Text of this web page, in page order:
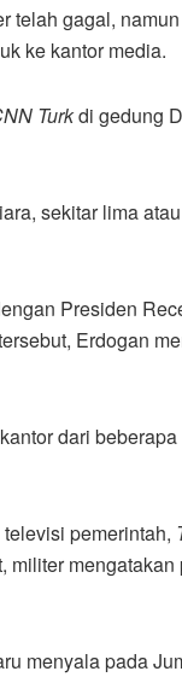
telah gagal,
ke kantor media.
Turkdi gedung
sekitar lima
Presiden
Erdogan
dari
pemerintah,
militer
menyala pada